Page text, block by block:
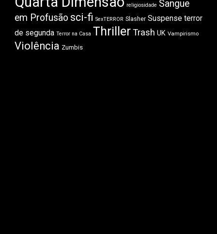
religiosidade Sangue
em Profusão sci-fi SexTERROR Slasher Suspense terror
de segunda Terror na Casa ThrillerTrash UK Vampirismo
Violência Zumbis